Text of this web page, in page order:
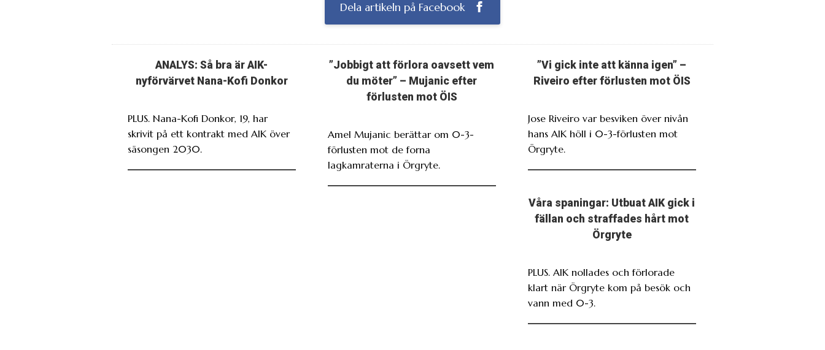
Dela artikeln på Facebook
ANALYS: Så bra är AIK-
nyförvärvet Nana-Kofi Donkor
PLUS. Nana-Kofi Donkor, 19, har
skrivit på ett kontrakt med AIK över
säsongen 2030.
”Jobbigt att förlora oavsett vem
du möter” – Mujanic efter
förlusten mot ÖIS
Amel Mujanic berättar om 0-3-
förlusten mot de forna
lagkamraterna i Örgryte.
”Vi gick inte att känna igen” –
Riveiro efter förlusten mot ÖIS
Jose Riveiro var besviken över nivån
hans AIK höll i 0-3-förlusten mot
Örgryte.
Våra spaningar: Utbuat AIK gick i
fällan och straffades hårt mot
Örgryte
PLUS. AIK nollades och förlorade
klart när Örgryte kom på besök och
vann med 0-3.